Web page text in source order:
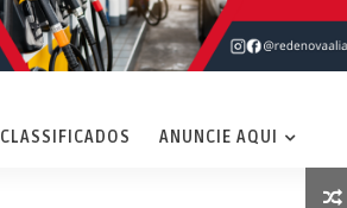
CLASSIFICADOS ANUNCIE AQUI